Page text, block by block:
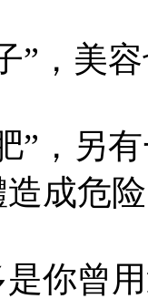
”，美
”，另
成危
是你曾